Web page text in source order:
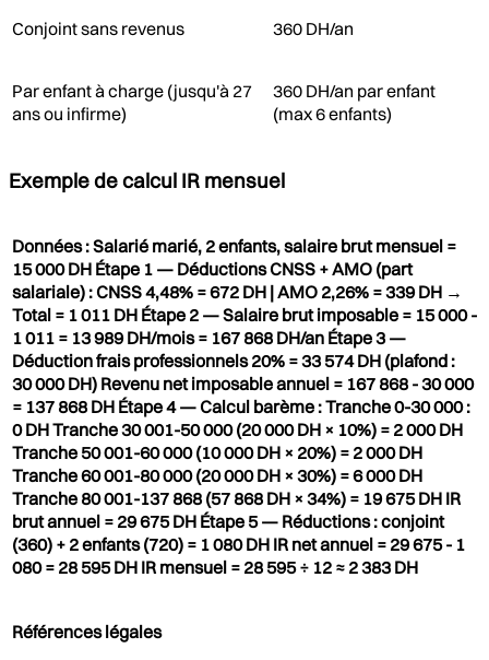
Conjoint sans revenus 360 DH/an
Par enfant à charge (jusqu'à 27
ans ou infirme)
360 DH/an par enfant
(max 6 enfants)
Exemple de calcul IR mensuel
Données : Salarié marié, 2 enfants, salaire brut mensuel =
15 000 DH Étape 1 — Déductions CNSS + AMO (part
salariale) : CNSS 4,48% = 672 DH | AMO 2,26% = 339 DH →
Total = 1 011 DH Étape 2 — Salaire brut imposable = 15 000 -
1 011 = 13 989 DH/mois = 167 868 DH/an Étape 3 —
Déduction frais professionnels 20% = 33 574 DH (plafond :
30 000 DH) Revenu net imposable annuel = 167 868 - 30 000
= 137 868 DH Étape 4 — Calcul barème : Tranche 0-30 000 :
0 DH Tranche 30 001-50 000 (20 000 DH × 10%) = 2 000 DH
Tranche 50 001-60 000 (10 000 DH × 20%) = 2 000 DH
Tranche 60 001-80 000 (20 000 DH × 30%) = 6 000 DH
Tranche 80 001-137 868 (57 868 DH × 34%) = 19 675 DH IR
brut annuel = 29 675 DH Étape 5 — Réductions : conjoint
(360) + 2 enfants (720) = 1 080 DH IR net annuel = 29 675 - 1
080 = 28 595 DH IR mensuel = 28 595 ÷ 12 ≈ 2 383 DH
Références légales